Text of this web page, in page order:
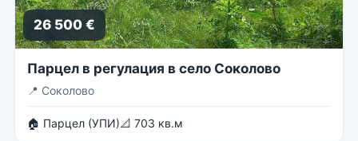
26 500 €
Парцел в регулация в село Соколово
📍 Соколово
🏠 Парцел (УПИ)📐 703 кв.м